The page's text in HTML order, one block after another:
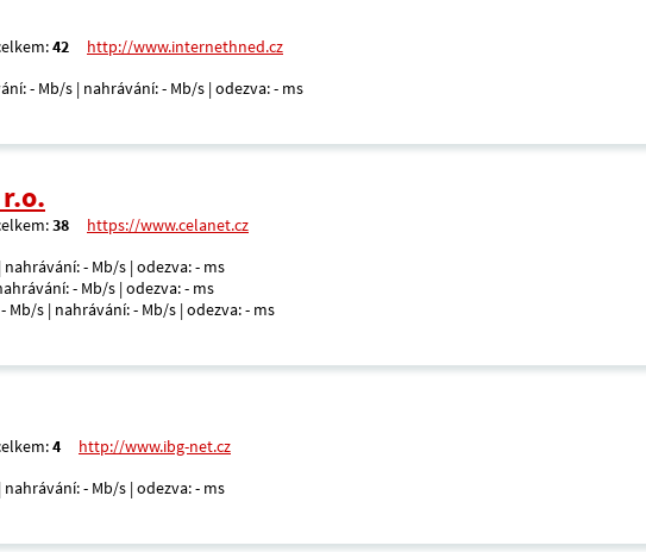
42
http://www.internethned.cz
- Mb/s | nahrávání: - Mb/s | odezva: - ms
r.o.
38
https://www.celanet.cz
- Mb/s | odezva: - ms
- Mb/s | odezva: - ms
Mb/s | nahrávání: - Mb/s | odezva: - ms
4
http://www.ibg-net.cz
- Mb/s | odezva: - ms